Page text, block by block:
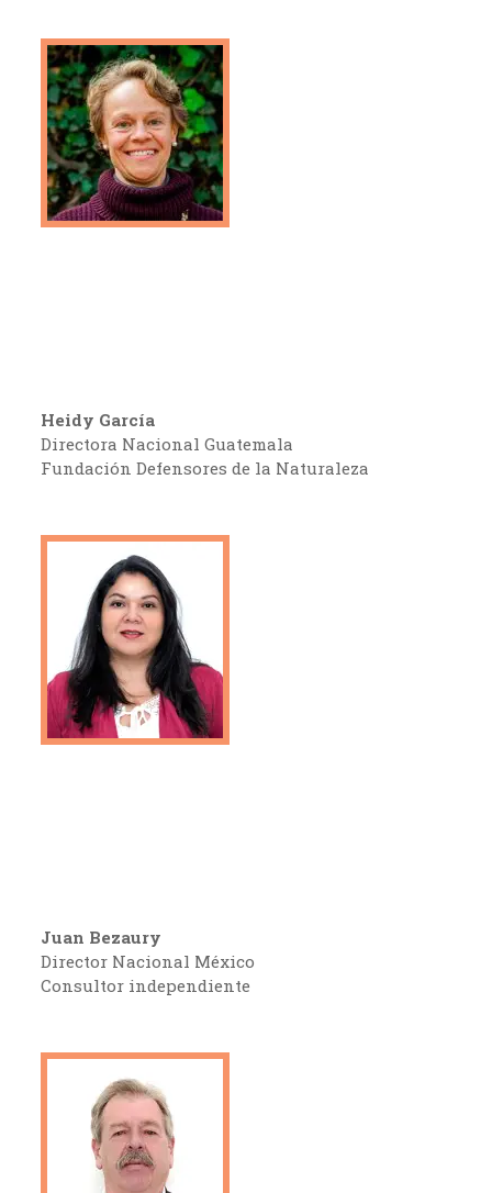
Heidy García
Directora Nacional Guatemala
Fundación Defensores de la Naturaleza
Juan Bezaury
Director Nacional México
Consultor independiente